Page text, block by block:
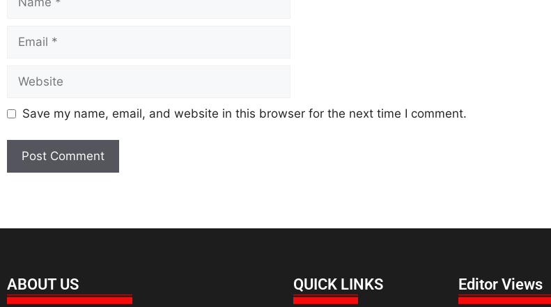
Save my name, email, and website in this browser for the next time I comment.
ABOUT US QUICK LINKS Editor Views